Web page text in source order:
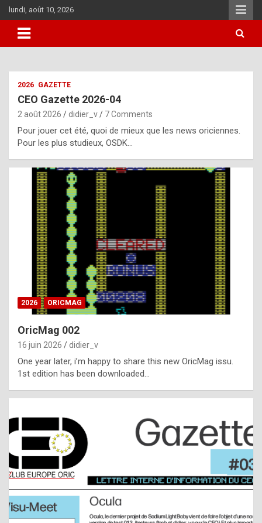
Skip
to
content
lundi, août 10, 2026
i
u
l
y
d
i
ff
i
l
t
t
s
t
a
2026 GAZETTE
CEO Gazette 2026-04
2 août 2026 didier_v 7 Comments
Pour jouer cet été, quoi de mieux que les news oriciennes.
Pour les plus studieux, OSDK…
2026 ORICMAG
OricMag 002
16 juin 2026 didier_v
One year later, i’m happy to share this new OricMag issu.
1st edition has been downloaded…